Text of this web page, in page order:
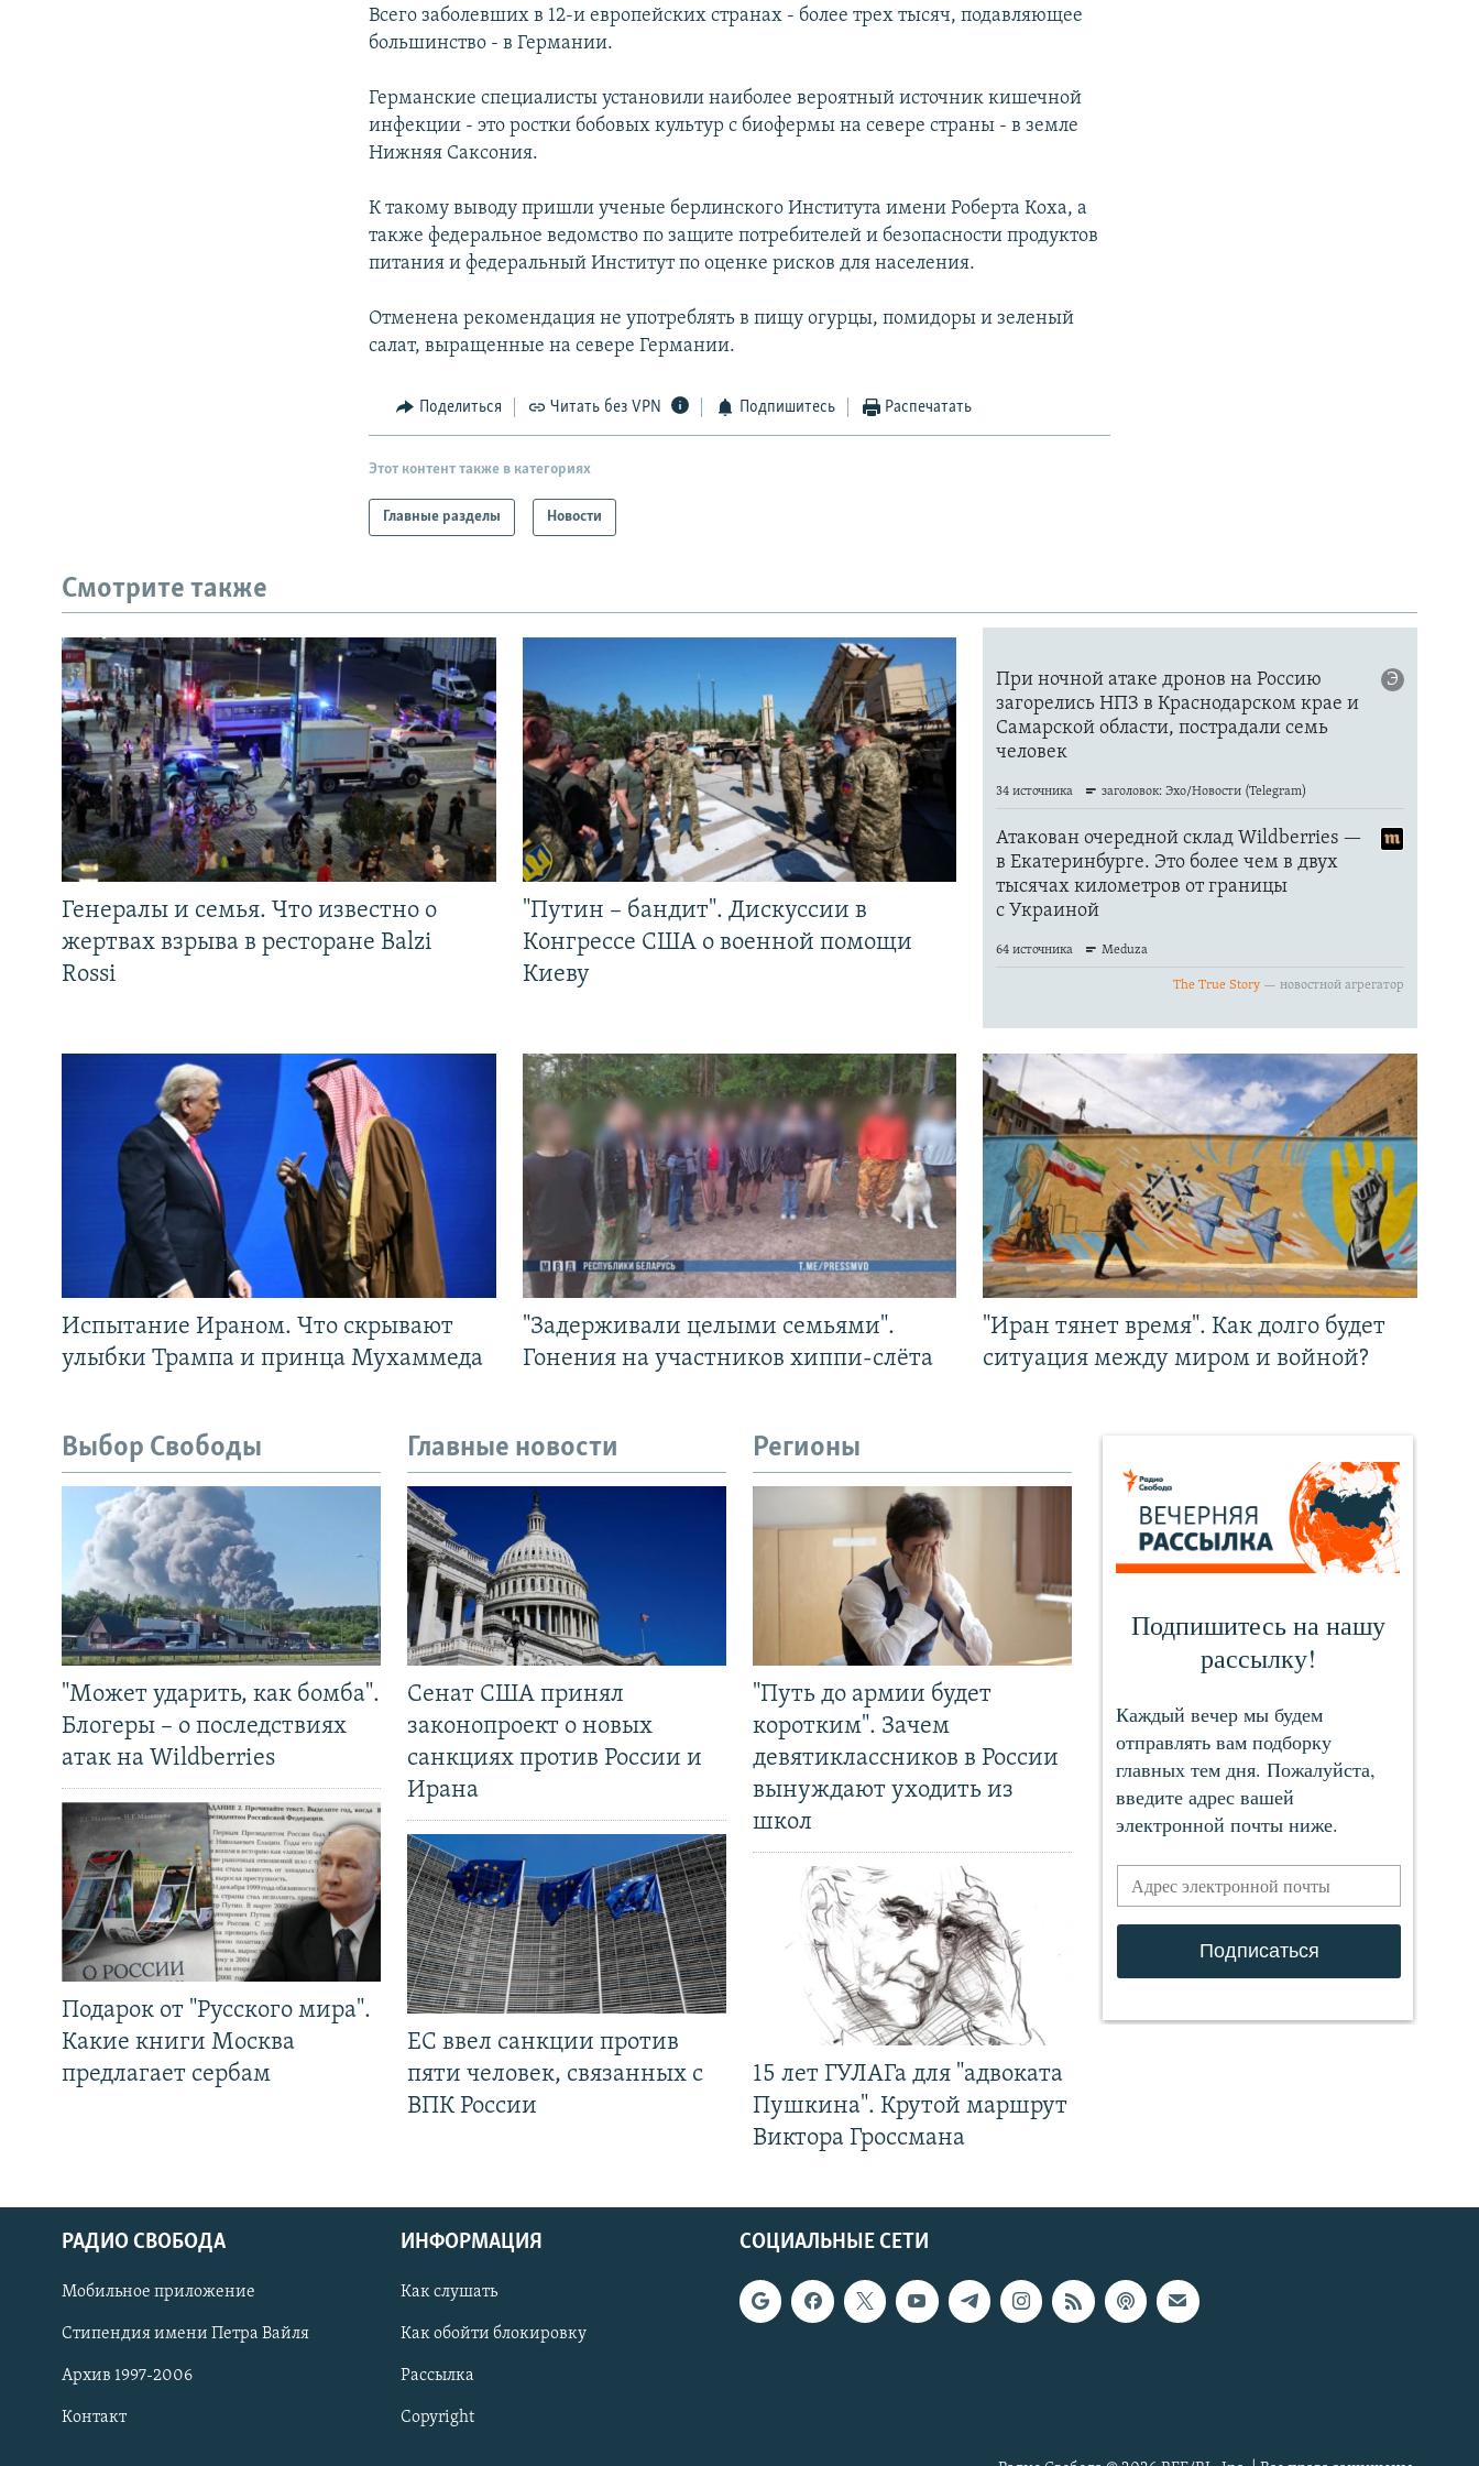
СОЦИАЛЬНЫЕ СЕТИ
Всего заболевших в 12-и европейских странах - более трех тысяч, подавляющее
большинство - в Германии.
Германские специалисты установили наиболее вероятный источник кишечной
инфекции - это ростки бобовых культур с биофермы на севере страны - в земле
Нижняя Саксония.
К такому выводу пришли ученые берлинского Института имени Роберта Коха, а
также федеральное ведомство по защите потребителей и безопасности продуктов
питания и федеральный Институт по оценке рисков для населения.
Отменена рекомендация не употреблять в пищу огурцы, помидоры и зеленый
салат, выращенные на севере Германии.
Поделиться Читать без VPN Подпишитесь Распечатать
Этот контент также в категориях
Главные разделы Новости
Смотрите также
Генералы и семья. Что известно о
жертвах взрыва в ресторане Balzi
Rossi
"Путин – бандит". Дискуссии в
Конгрессе США о военной помощи
Киеву
Испытание Ираном. Что скрывают
улыбки Трампа и принца Мухаммеда
"Задерживали целыми семьями".
Гонения на участников хиппи-слёта
"Иран тянет время". Как долго будет
ситуация между миром и войной?
Выбор Свободы
"Может ударить, как бомба".
Блогеры – о последствиях
атак на Wildberries
Подарок от "Русского мира".
Какие книги Москва
предлагает сербам
Главные новости
Сенат США принял
законопроект о новых
санкциях против России и
Ирана
ЕС ввел санкции против
пяти человек, связанных с
ВПК России
Регионы
"Путь до армии будет
коротким". Зачем
девятиклассников в России
вынуждают уходить из
школ
15 лет ГУЛАГа для "адвоката
Пушкина". Крутой маршрут
Виктора Гроссмана
СОЦИАЛЬНЫЕ СЕТИ
РАДИО СВОБОДА
Мобильное приложение
Стипендия имени Петра Вайля
Архив 1997-2006
Контакт
ИНФОРМАЦИЯ
Как слушать
Как обойти блокировку
Рассылка
Copyright